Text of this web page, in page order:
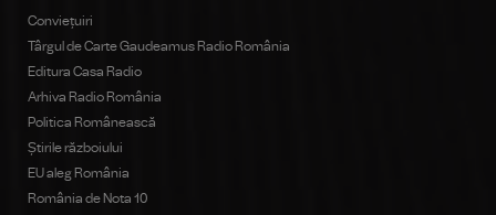
Conviețuiri
Târgul de Carte Gaudeamus Radio România
Editura Casa Radio
Arhiva Radio România
Politica Românească
Știrile războiului
EU aleg România
România de Nota 10